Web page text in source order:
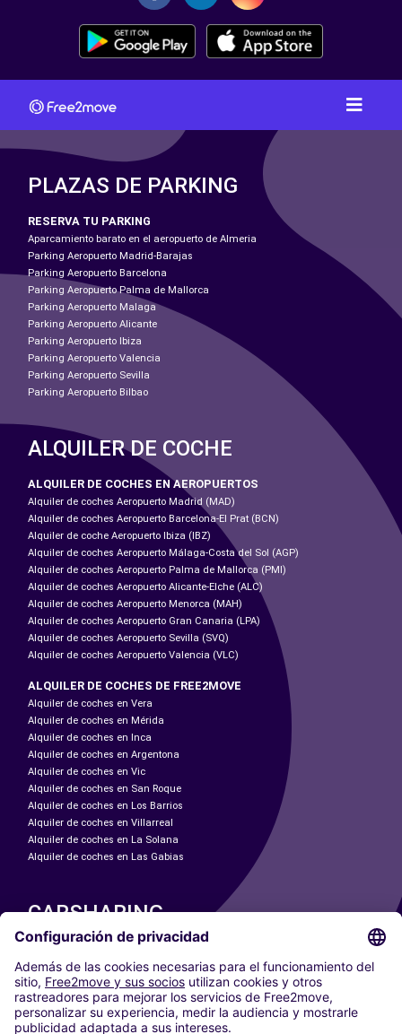
PLAZAS DE PARKING
RESERVA TU PARKING
Aparcamiento barato en el aeropuerto de Almeria
Parking Aeropuerto Madrid-Barajas
Parking Aeropuerto Barcelona
Parking Aeropuerto Palma de Mallorca
Parking Aeropuerto Malaga
Parking Aeropuerto Alicante
Parking Aeropuerto Ibiza
Parking Aeropuerto Valencia
Parking Aeropuerto Sevilla
Parking Aeropuerto Bilbao
ALQUILER DE COCHE
ALQUILER DE COCHES EN AEROPUERTOS
Alquiler de coches Aeropuerto Madrid (MAD)
Alquiler de coches Aeropuerto Barcelona-El Prat (BCN)
Alquiler de coche Aeropuerto Ibiza (IBZ)
Alquiler de coches Aeropuerto Málaga-Costa del Sol (AGP)
Alquiler de coches Aeropuerto Palma de Mallorca (PMI)
Alquiler de coches Aeropuerto Alicante-Elche (ALC)
Alquiler de coches Aeropuerto Menorca (MAH)
Alquiler de coches Aeropuerto Gran Canaria (LPA)
Alquiler de coches Aeropuerto Sevilla (SVQ)
Alquiler de coches Aeropuerto Valencia (VLC)
ALQUILER DE COCHES DE FREE2MOVE
Alquiler de coches en Vera
Alquiler de coches en Mérida
Alquiler de coches en Inca
Alquiler de coches en Argentona
Alquiler de coches en Vic
Alquiler de coches en San Roque
Alquiler de coches en Los Barrios
Alquiler de coches en Villarreal
Alquiler de coches en La Solana
Alquiler de coches en Las Gabias
CARSHARING
NUESTRAS CIUDADES
Paris
Madrid
Washington DC
Milán